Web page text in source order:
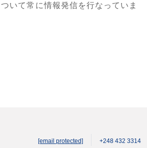
いて常に情報発信を行なっていま
[email protected] +248 432 3314